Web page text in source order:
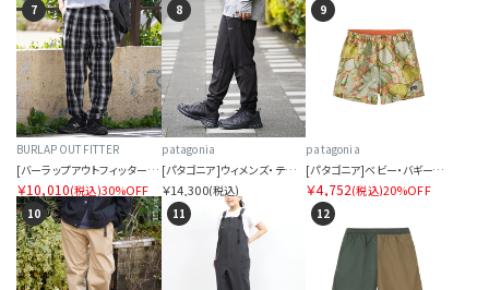
7
BURLAP OUTFITTER
[バーラップアウトフィッター]シアサッカー プレイド トラックパンツ
￥10,010(税込)30%OFF
8
patagonia
[パタゴニア]ウィメンズ・テルボンヌ・ジョガーズ
￥14,300(税込)
9
patagonia
[パタゴニア]ベビー・バギーズ・ショーツ
￥4,752(税込)20%OFF
10 11 12